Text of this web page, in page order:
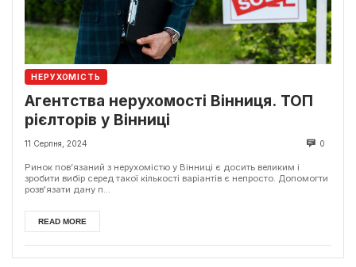
НЕРУХОМІСТЬ
Агентства нерухомості Вінниця. ТОП
рієлторів у Вінниці
11 Серпня, 2024 0
Ринок пов’язаний з нерухомістю у Вінниці є досить великим і
зробити вибір серед такої кількості варіантів є непросто. Допомогти
розв'язати дану п...
READ MORE